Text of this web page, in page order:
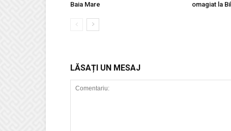
Baia Mare
omagiat la
LĂSAȚI UN MESAJ